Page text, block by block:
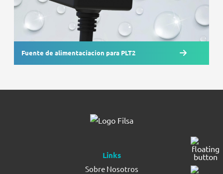
Fuente de alimentaciacion para PLT2
Links
Sobre Nosotros